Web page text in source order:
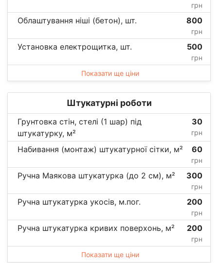
грн
Облаштування ніші (бетон), шт. 800
грн
Установка електрощитка, шт. 500
грн
Показати ще ціни
Штукатурні роботи
Грунтовка стін, стелі (1 шар) під
штукатурку, м²
30
грн
Набивання (монтаж) штукатурної сітки, м² 60
грн
Ручна Маякова штукатурка (до 2 см), м² 300
грн
Ручна штукатурка укосів, м.пог. 200
грн
Ручна штукатурка кривих поверхонь, м² 200
грн
Показати ще ціни